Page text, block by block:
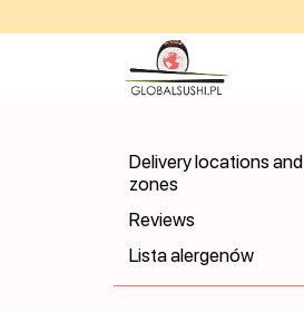
Delivery locations and
zones
Reviews
Lista alergenów